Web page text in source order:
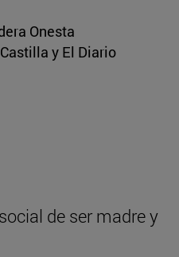
Onesta
y El Diario
de ser madre y